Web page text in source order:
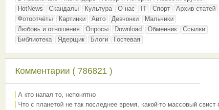
HotNews
Скандалы Культура О нас IT Спорт
Архив статей
Фотоотчёты
Картинки Авто Девчонки
Мальчики
Любовь и отношения
Опросы Download Обменник
Ссылки
Библиотека
Ядерщик Блоги Гостевая
Комментарии ( 786821 )
А кто напал то, непонятно
Что с планетой не так последнее время, какой-то массовый свист